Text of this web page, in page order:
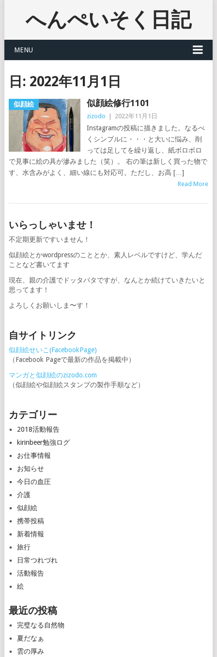
へんぺいそく日記
MENU
日: 2022年11月1日
似顔絵 似顔絵修行1101
zizodo 2022年11月1日
Instagramの投稿に描きました。なるべ
くシンプルに・・・と大いに悩み、削
っては足してを繰り返し、紙ボロボロ
で見事に絵の具が滲みました（笑）。 右の筆は新しく買った物で
す、水含みがよく、細い線にも対応可。ただし、お高 […]
Read More
いらっしゃいませ！
不定期更新ですいません！
似顔絵とかwordpressのこととか、素人レベルですけど、学んだ
ことなど書いてます
現在、親の介護でドッタバタですが、なんとか続けていきたいと
思ってます！
よろしくお願いしま〜す！
自サイトリンク
似顔絵せいこ(FacebookPage)
（Facebook Pageで最新の作品を掲載中）
マンガと似顔絵のzizodo.com
（似顔絵や似顔絵スタンプの製作手順など）
カテゴリー
2018活動報告
kirinbeer勉強ログ
お仕事情報
お知らせ
今日の血圧
介護
似顔絵
携帯投稿
新着情報
旅行
日常つれづれ
活動報告
絵
最近の投稿
完璧なる自然物
夏だなぁ
雲の厚み